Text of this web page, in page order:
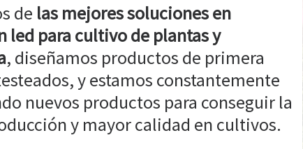
de las mejores soluciones en
led para cultivo de plantas y
, diseñamos productos de primera
y estamos constantemente
nuevos productos para conseguir la
y mayor calidad en cultivos.